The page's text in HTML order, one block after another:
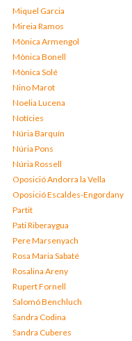
Miquel Garcia
Mireia Ramos
Mònica Armengol
Mònica Bonell
Mònica Solé
Nino Marot
Noelia Lucena
Notícies
Núria Barquín
Núria Pons
Núria Rossell
Oposició Andorra la Vella
Oposició Escaldes-Engordany
Partit
Pati Riberaygua
Pere Marsenyach
Rosa Maria Sabaté
Rosalina Areny
Rupert Fornell
Salomó Benchluch
Sandra Codina
Sandra Cuberes